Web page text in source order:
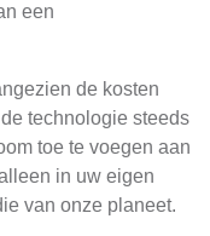
een
de kosten
technologie steeds
toe te voegen aan
in uw eigen
van onze planeet.